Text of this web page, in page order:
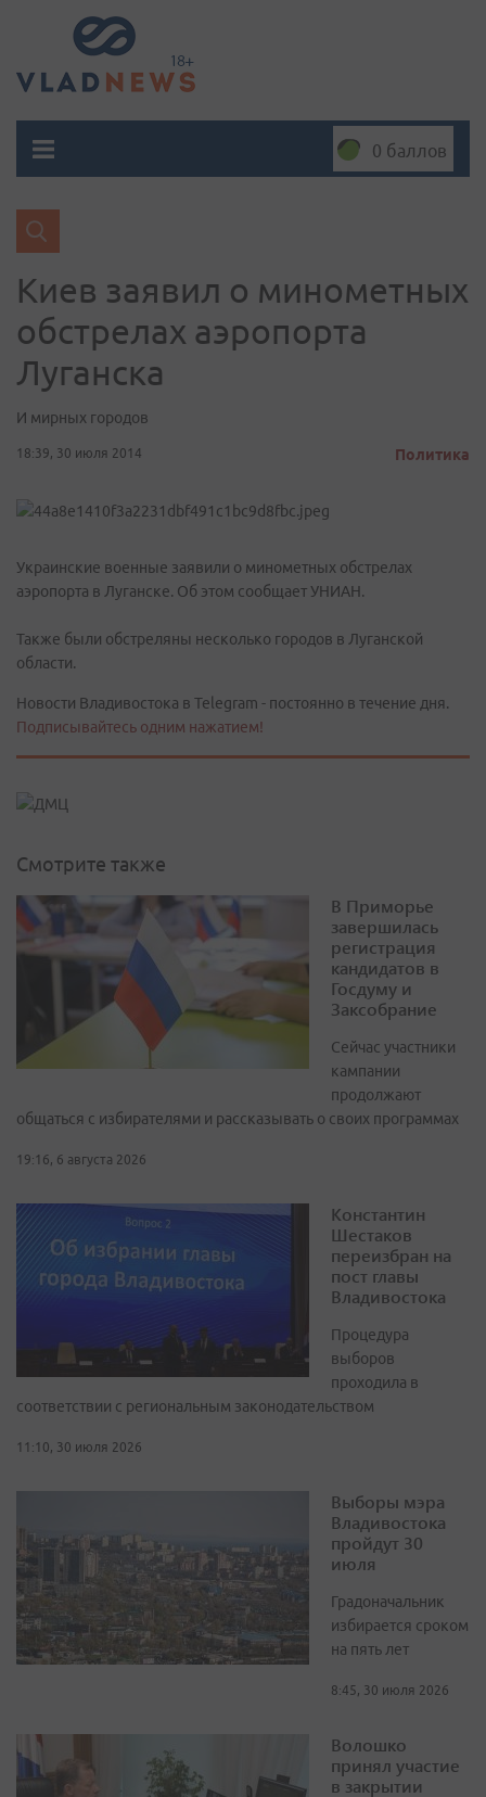
0 баллов
Киев заявил о минометных
обстрелах аэропорта
Луганска
И мирных городов
18:39, 30 июля 2014 Политика
Украинские военные заявили о минометных обстрелах
аэропорта в Луганске. Об этом сообщает УНИАН.
Также были обстреляны несколько городов в Луганской
области.
Новости Владивостока в Telegram - постоянно в течение дня.
Подписывайтесь одним нажатием!
Смотрите также
В Приморье
завершилась
регистрация
кандидатов в
Госдуму и
Заксобрание
Сейчас участники
кампании
продолжают
общаться с избирателями и рассказывать о своих программах
19:16, 6 августа 2026
Константин
Шестаков
переизбран на
пост главы
Владивостока
Процедура
выборов
проходила в
соответствии с региональным законодательством
11:10, 30 июля 2026
Выборы мэра
Владивостока
пройдут 30
июля
Градоначальник
избирается сроком
на пять лет
8:45, 30 июля 2026
Волошко
принял участие
в закрытии